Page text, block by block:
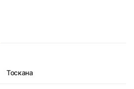
Тоскана